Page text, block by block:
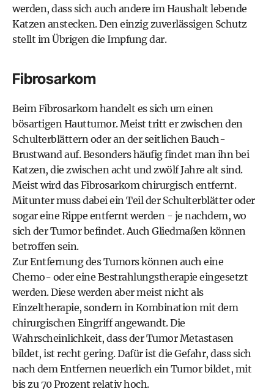
werden, dass sich auch andere im Haushalt lebende
Katzen anstecken. Den einzig zuverlässigen Schutz
stellt im Übrigen die Impfung dar.
Fibrosarkom
Beim Fibrosarkom handelt es sich um einen
bösartigen Hauttumor. Meist tritt er zwischen den
Schulterblättern oder an der seitlichen Bauch-
Brustwand auf. Besonders häufig findet man ihn bei
Katzen, die zwischen acht und zwölf Jahre alt sind.
Meist wird das Fibrosarkom chirurgisch entfernt.
Mitunter muss dabei ein Teil der Schulterblätter oder
sogar eine Rippe entfernt werden - je nachdem, wo
sich der Tumor befindet. Auch Gliedmaßen können
betroffen sein.
Zur Entfernung des Tumors können auch eine
Chemo- oder eine Bestrahlungstherapie eingesetzt
werden. Diese werden aber meist nicht als
Einzeltherapie, sondern in Kombination mit dem
chirurgischen Eingriff angewandt. Die
Wahrscheinlichkeit, dass der Tumor Metastasen
bildet, ist recht gering. Dafür ist die Gefahr, dass sich
nach dem Entfernen neuerlich ein Tumor bildet, mit
bis zu 70 Prozent relativ hoch.